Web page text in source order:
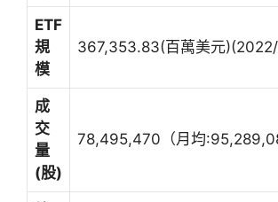
ETF
規
模
367,353.83(百萬美元
成
交
量
(股)
78,495,470（月均